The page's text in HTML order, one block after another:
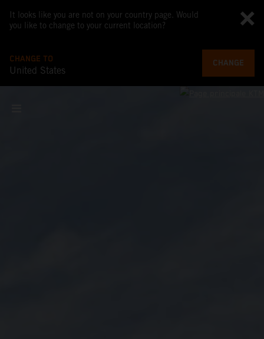
It looks like you are not on your country page. Would
you like to change to your current location?
CHANGE TO
United States
CHANGE